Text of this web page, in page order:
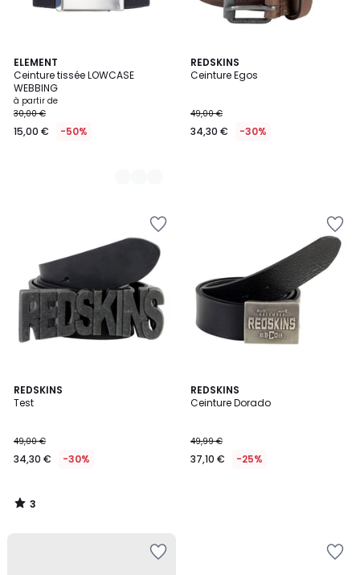
ELEMENT
Ceinture tissée LOWCASE
WEBBING
à partir de
30,00 €
15,00 € -50%
6
Couleurs
REDSKINS
Ceinture Egos
49,00 €
34,30 € -30%
REDSKINS
Test
49,00 €
34,30 € -30%
3
/
3
/
REDSKINS
Ceinture Dorado
49,99 €
37,10 € -25%